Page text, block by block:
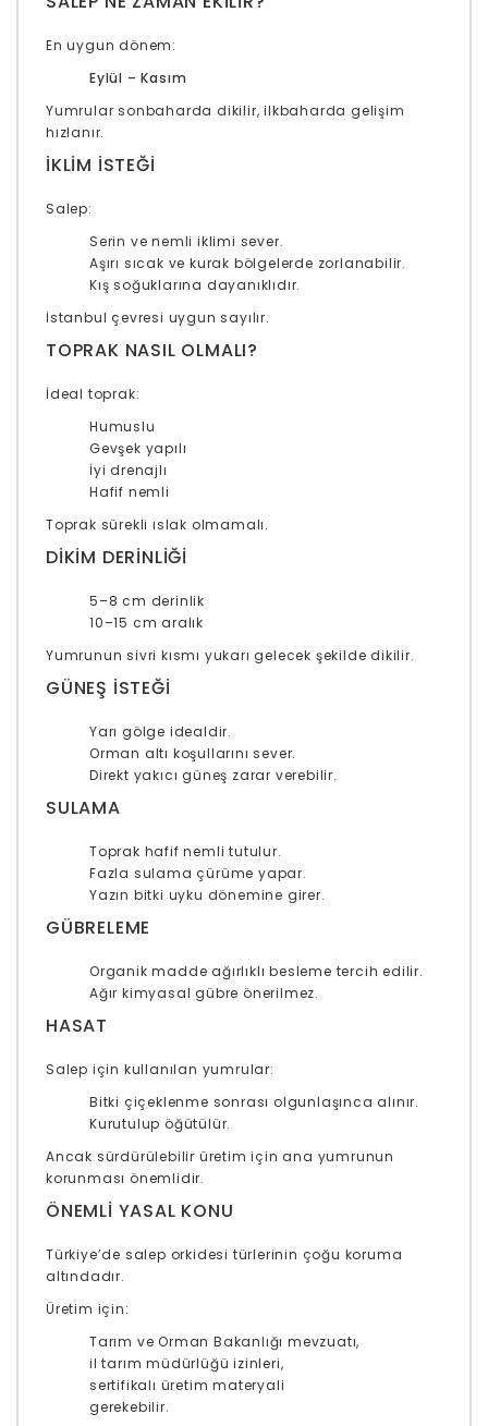
En uygun dönem:
Eylül – Kasım
Yumrular sonbaharda dikilir, ilkbaharda gelişim
hızlanır.
İKLIM ISTEĞI
Salep:
Serin ve nemli iklimi sever.
Aşırı sıcak ve kurak bölgelerde zorlanabilir.
Kış soğuklarına dayanıklıdır.
İstanbul çevresi uygun sayılır.
TOPRAK NASIL OLMALI?
İdeal toprak:
Humuslu
Gevşek yapılı
İyi drenajlı
Hafif nemli
Toprak sürekli ıslak olmamalı.
DIKIM DERINLIĞI
5–8 cm derinlik
10–15 cm aralık
Yumrunun sivri kısmı yukarı gelecek şekilde dikilir.
GÜNEŞ ISTEĞI
Yarı gölge idealdir.
Orman altı koşullarını sever.
Direkt yakıcı güneş zarar verebilir.
SULAMA
Toprak hafif nemli tutulur.
Fazla sulama çürüme yapar.
Yazın bitki uyku dönemine girer.
GÜBRELEME
Organik madde ağırlıklı besleme tercih edilir.
Ağır kimyasal gübre önerilmez.
HASAT
Salep için kullanılan yumrular:
Bitki çiçeklenme sonrası olgunlaşınca alınır.
Kurutulup öğütülür.
Ancak sürdürülebilir üretim için ana yumrunun
korunması önemlidir.
ÖNEMLI YASAL KONU
Türkiye’de salep orkidesi türlerinin çoğu koruma
altındadır.
Üretim için:
Tarım ve Orman Bakanlığı mevzuatı,
il tarım müdürlüğü izinleri,
sertifikalı üretim materyali
gerekebilir.